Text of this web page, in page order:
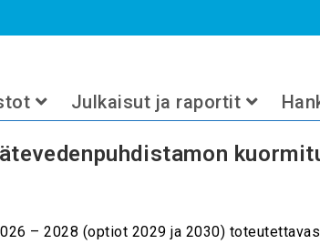
Julkaisut ja raportit
– 2028 (optiot 2029 ja 2030)